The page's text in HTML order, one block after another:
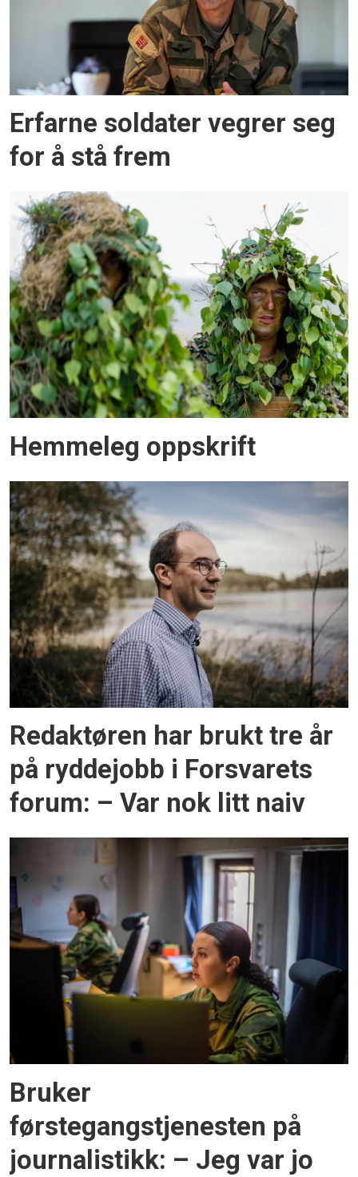
Erfarne soldater vegrer seg
for å stå frem
Hemmeleg oppskrift
Redaktøren har brukt tre år
på ryddejobb i Forsvarets
forum: – Var nok litt naiv
Bruker
førstegangstjenesten på
journalistikk: – Jeg var jo